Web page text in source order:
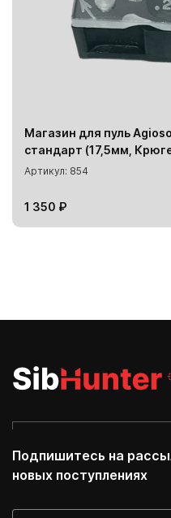
Магазин для пуль
стандарт (17,5мм,
Артикул: 854
1 350 ₽
Подпишитесь на
новых поступлениях